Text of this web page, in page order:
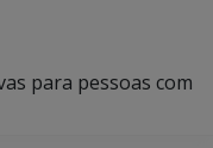
para pessoas com